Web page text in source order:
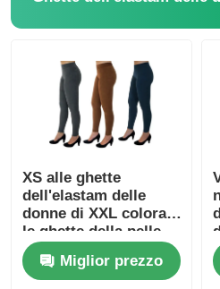
Sciarpa con silenziatore da
Ski Gloves
Guanti a maglia invernale
XS alle ghette
dell'elastam delle
donne di XXL colora
le ghette della pelle
scamosciata
Miglior prezzo